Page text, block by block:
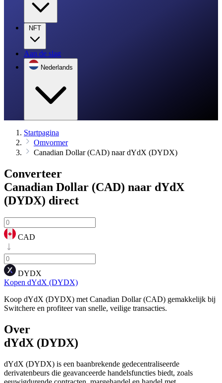
NFT
Aan de slag
Nederlands
Startpagina
Omvormer
Canadian Dollar (CAD) naar dYdX (DYDX)
Converteer
Canadian Dollar (CAD) naar dYdX
(DYDX) direct
CAD
DYDX
Kopen dYdX (DYDX)
Koop dYdX (DYDX) met Canadian Dollar (CAD) gemakkelijk bij
Switchere en profiteer van snelle, veilige transacties.
Over
dYdX (DYDX)
dYdX (DYDX) is een baanbrekende gedecentraliseerde
derivatenbeurs die geavanceerde handelsfuncties biedt, zoals